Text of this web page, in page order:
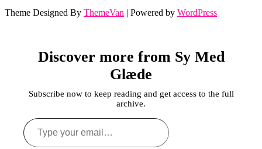
Theme Designed By ThemeVan | Powered by WordPress
Discover more from Sy Med
Glæde
Subscribe now to keep reading and get access to the full
archive.
Type
your
email…